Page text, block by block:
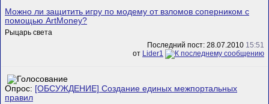
Можно ли защитить игру по модему от взломов соперником с
помощью ArtMoney?
Рыцарь света
Последний пост: 28.07.2010 15:51
от Lider1
Опрос: [ОБСУЖДЕНИЕ] Создание единых межпортальных
правил